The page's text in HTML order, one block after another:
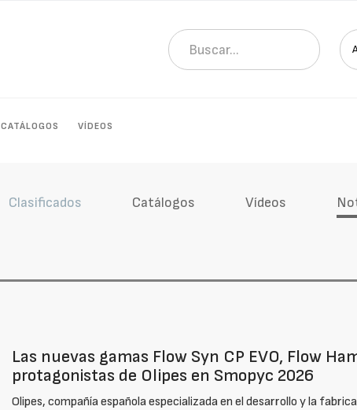
CATÁLOGOS VÍDEOS
Clasificados Catálogos Vídeos
Las nuevas gamas Flow Syn CP EVO, Flow
protagonistas de Olipes en Smopyc 2026
Olipes, compañía española especializada en el desarrollo y la